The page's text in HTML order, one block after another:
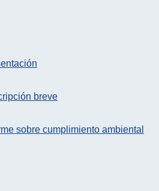
breve
sobre cumplimiento ambiental